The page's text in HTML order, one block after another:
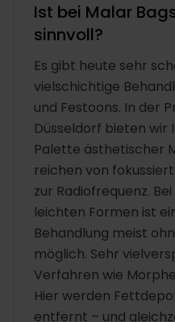
Ist bei Malar
sinnvoll?
Es gibt heute sehr
vielschichtige
und Festoons. In der
Düsseldorf bieten wir
Palette ästhetischer
reichen von
zur Radiofrequenz.
leichten Formen ist
Behandlung meist
möglich. Sehr
Verfahren wie
Hier werden
entfernt – und